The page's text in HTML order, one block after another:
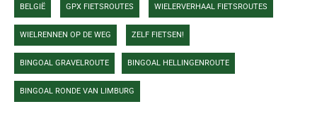
BELGIË GPX FIETSROUTES WIELERVERHAAL FIETSROUTES
WIELRENNEN OP DE WEG ZELF FIETSEN!
BINGOAL GRAVELROUTE BINGOAL HELLINGENROUTE
BINGOAL RONDE VAN LIMBURG